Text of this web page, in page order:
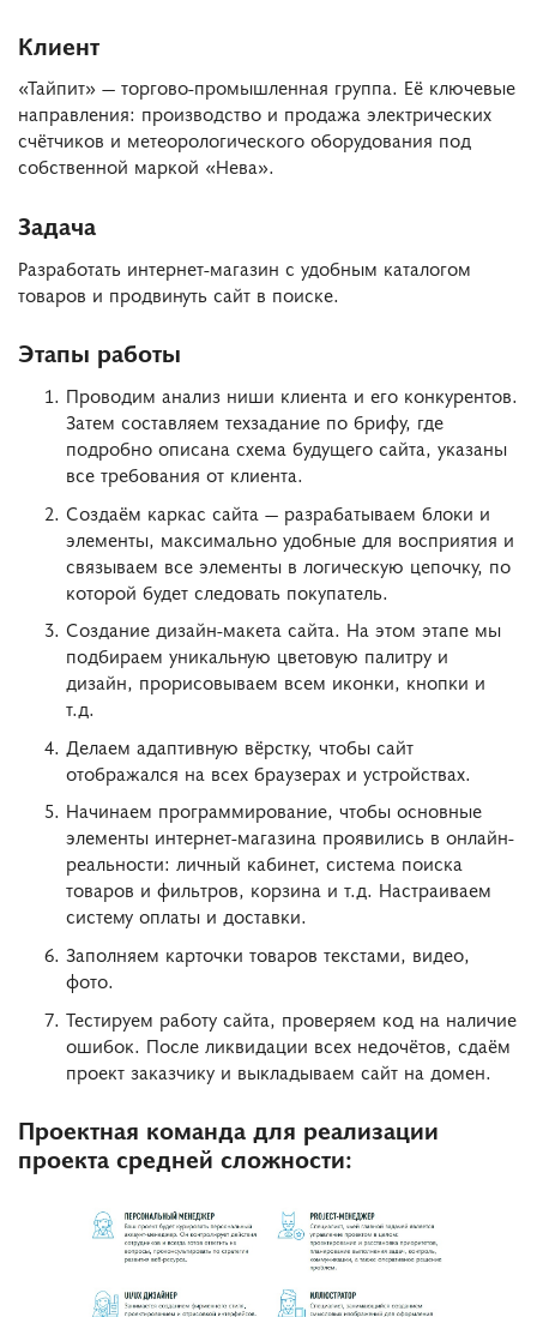
Клиент
«Тайпит» — торгово-промышленная группа. Её ключевые
направления: производство и продажа электрических
счётчиков и метеорологического оборудования под
собственной маркой «Нева».
Задача
Разработать интернет-магазин с удобным каталогом
товаров и продвинуть сайт в поиске.
Этапы работы
Проводим анализ ниши клиента и его конкурентов.
Затем составляем техзадание по брифу, где
подробно описана схема будущего сайта, указаны
все требования от клиента.
Создаём каркас сайта — разрабатываем блоки и
элементы, максимально удобные для восприятия и
связываем все элементы в логическую цепочку, по
которой будет следовать покупатель.
Создание дизайн-макета сайта. На этом этапе мы
подбираем уникальную цветовую палитру и
дизайн, прорисовываем всем иконки, кнопки и
т.д.
Делаем адаптивную вёрстку, чтобы сайт
отображался на всех браузерах и устройствах.
Начинаем программирование, чтобы основные
элементы интернет-магазина проявились в онлайн-
реальности: личный кабинет, система поиска
товаров и фильтров, корзина и т.д. Настраиваем
систему оплаты и доставки.
Заполняем карточки товаров текстами, видео,
фото.
Тестируем работу сайта, проверяем код на наличие
ошибок. После ликвидации всех недочётов, сдаём
проект заказчику и выкладываем сайт на домен.
Проектная команда для реализации
проекта средней сложности: